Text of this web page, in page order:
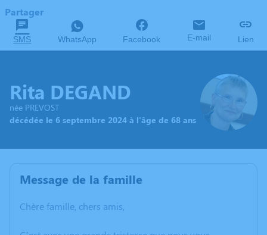
Partager
SMS WhatsApp Facebook E-mail Lien
Rita DEGAND
née PREVOST
décédée le 6 septembre 2024 à l'âge de 68 ans
Message de la famille
Chère famille, chers amis,